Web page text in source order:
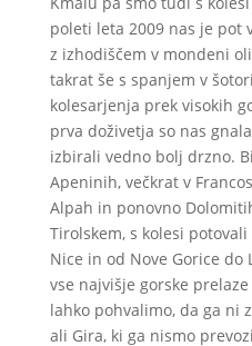
poleti leta 2009 nas je pot
z izhodiščem v mondeni
takrat še s spanjem v
kolesarjenja prek visokih
prva doživetja so nas
izbirali vedno bolj drzno.
Apeninih, večkrat v
Alpah in ponovno
Tirolskem, s kolesi
Nice in od Nove Gorice do
vse najvišje gorske
lahko pohvalimo, da ga ni
ali Gira, ki ga nismo